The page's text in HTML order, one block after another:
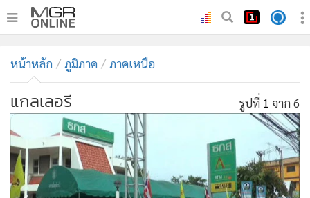
ทันเหตุการณ์
• ภาคใต้
• ภูมิภาค
• Online Section
• บันเทิง
• ผู้จัดการรายวัน
หน้าหลัก ภูมิภาค ภาคเหนือ
แกลเลอรี รูปที่ 1 จาก 6